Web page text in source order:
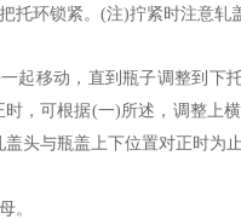
环锁紧。(注)拧紧时注意轧
起移动，直到瓶子调整到下
，可根据(一)所述，调整上
头与瓶盖上下位置对正时为止
。